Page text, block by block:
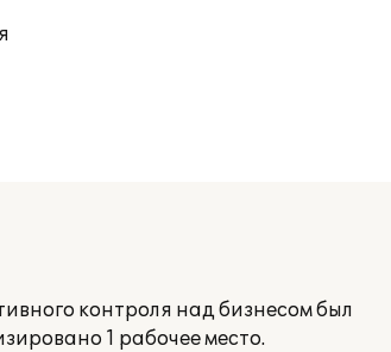
контроля над бизнесом был
1 рабочее место.